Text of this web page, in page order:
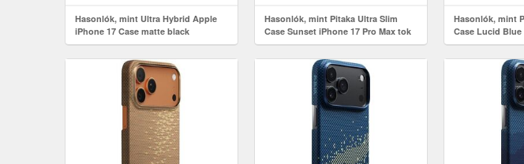
Hasonlók, mint Ultra Hybrid Apple
iPhone 17 Case matte black
(ACS10377)
Hasonlók, mint Pitaka Ultra Slim
Case Sunset iPhone 17 Pro Max tok
Hasonlók, mint
Case Lucid